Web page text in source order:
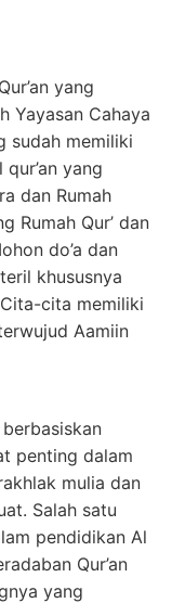
yang
Yayasan Cahaya
sudah memiliki
yang
dan Rumah
Rumah Qur’ dan
do’a dan
khususnya
cita memiliki
Aamiin
berbasiskan
penting dalam
mulia dan
Salah satu
pendidikan Al
Qur’an
yang